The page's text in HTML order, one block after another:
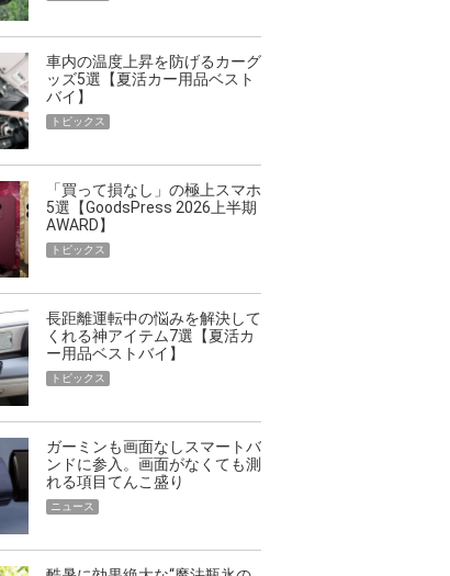
車内の温度上昇を防げるカーグ
ッズ5選【夏活カー用品ベスト
バイ】
トピックス
「買って損なし」の極上スマホ
5選【GoodsPress 2026上半期
AWARD】
トピックス
長距離運転中の悩みを解決して
くれる神アイテム7選【夏活カ
ー用品ベストバイ】
トピックス
ガーミンも画面なしスマートバ
ンドに参入。画面がなくても測
れる項目てんこ盛り
ニュース